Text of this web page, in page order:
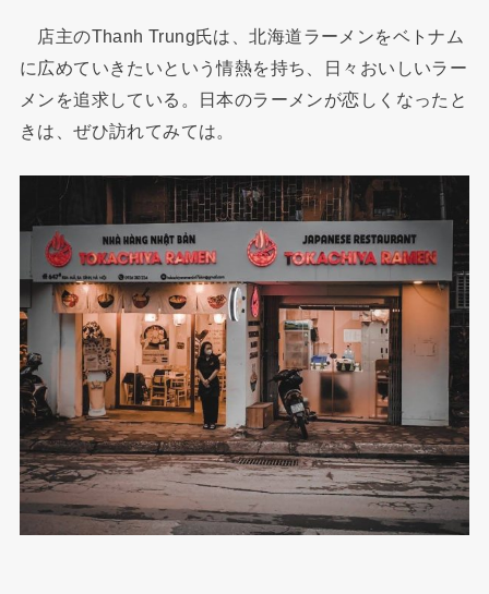
店主のThanh Trung氏は、北海道ラーメンをベトナム
に広めていきたいという情熱を持ち、日々おいしいラー
メンを追求している。日本のラーメンが恋しくなったと
きは、ぜひ訪れてみては。